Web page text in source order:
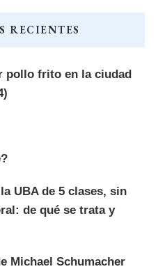
RECIENTES
pollo frito en la ciudad
UBA de 5 clases, sin
de qué se trata y
Michael Schumacher